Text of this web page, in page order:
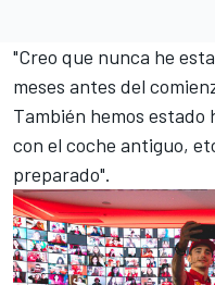
"Creo que nunca he
meses antes del
También hemos
con el coche antiguo,
preparado".